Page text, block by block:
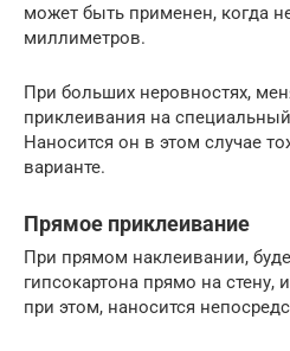
может быть применен, когда
миллиметров.
При больших неровностях,
приклеивания на
Наносится он в этом случае
варианте.
Прямое приклеивание
При прямом наклеивании,
гипсокартона прямо на стену,
при этом, наносится